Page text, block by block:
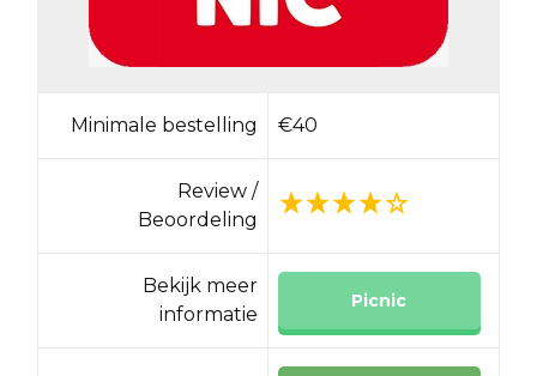
Minimale bestelling €40
Review /
Beoordeling
Bekijk meer
informatie
Picnic